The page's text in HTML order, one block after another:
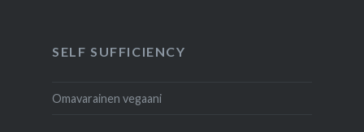
SELF SUFFICIENCY
Omavarainen vegaani